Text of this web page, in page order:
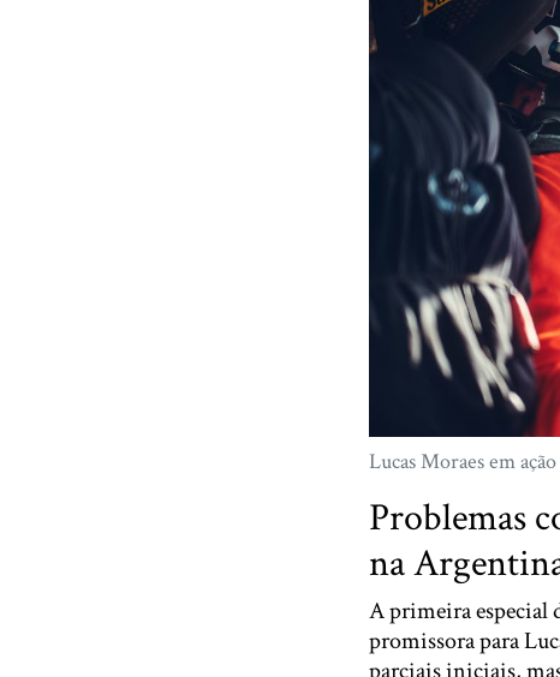
Lucas Moraes em
Problemas
na
A primeira especial
promissora para
parciais iniciais,